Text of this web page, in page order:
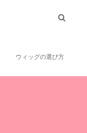
ウィッグの選び方